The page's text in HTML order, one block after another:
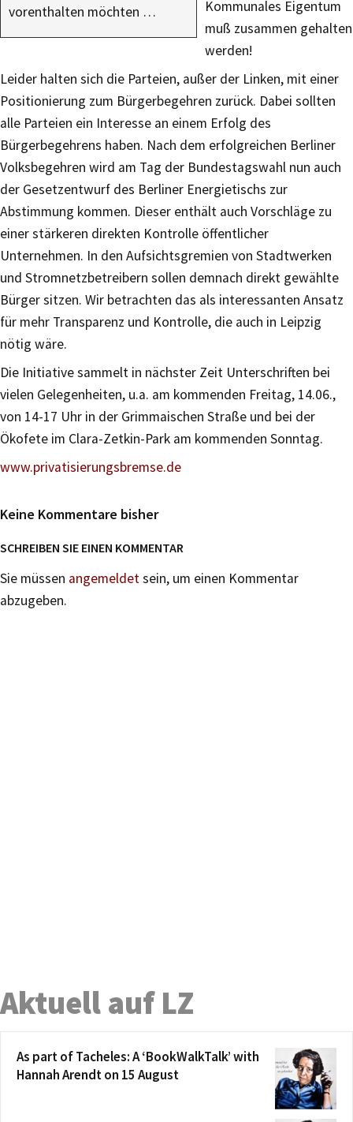
vorenthalten möchten …
Kommunales Eigentum
muß zusammen gehalten
werden!
Leider halten sich die Parteien, außer der Linken, mit einer
Positionierung zum Bürgerbegehren zurück. Dabei sollten
alle Parteien ein Interesse an einem Erfolg des
Bürgerbegehrens haben. Nach dem erfolgreichen Berliner
Volksbegehren wird am Tag der Bundestagswahl nun auch
der Gesetzentwurf des Berliner Energietischs zur
Abstimmung kommen. Dieser enthält auch Vorschläge zu
einer stärkeren direkten Kontrolle öffentlicher
Unternehmen. In den Aufsichtsgremien von Stadtwerken
und Stromnetzbetreibern sollen demnach direkt gewählte
Bürger sitzen. Wir betrachten das als interessanten Ansatz
für mehr Transparenz und Kontrolle, die auch in Leipzig
nötig wäre.
Die Initiative sammelt in nächster Zeit Unterschriften bei
vielen Gelegenheiten, u.a. am kommenden Freitag, 14.06.,
von 14-17 Uhr in der Grimmaischen Straße und bei der
Ökofete im Clara-Zetkin-Park am kommenden Sonntag.
www.privatisierungsbremse.de
Keine Kommentare bisher
SCHREIBEN SIE EINEN KOMMENTAR
Sie müssen angemeldetsein, um einen Kommentar
abzugeben.
Aktuell auf LZ
As part of Tacheles: A ‘BookWalkTalk’ with
Hannah Arendt on 15 August